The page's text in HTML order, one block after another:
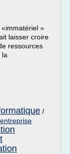
»
laisser croire
ressources
la
/
entreprise